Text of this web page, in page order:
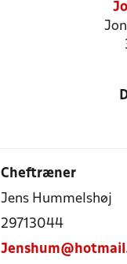
Cheftræner
Jens Hummelshøj
29713044